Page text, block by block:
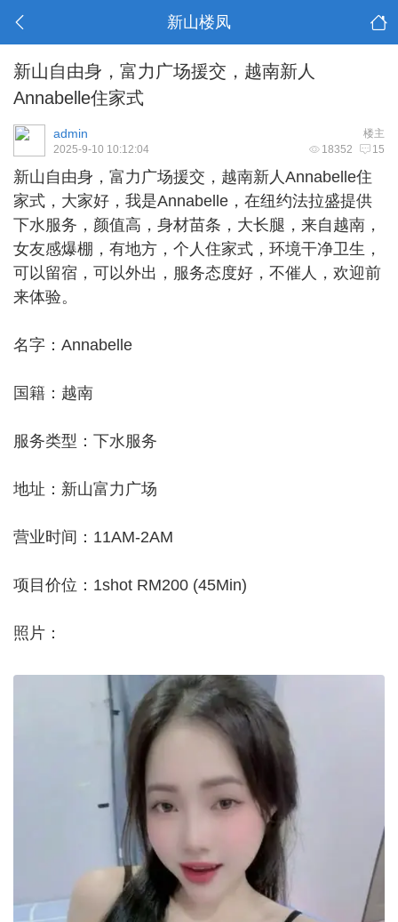
新山楼凤
新山自由身，富力广场援交，越南新人
Annabelle住家式
楼主
admin
18352 15
2025-9-10 10:12:04
新山自由身 ，富力广场援交，越南新人Annabelle住
家式，大家好，我是Annabelle，在纽约法拉盛提供
下水服务，颜值高，身材苗条，大长腿，来自越南，
女友感爆棚，有地方，个人住家式，环境干净卫生，
可以留宿，可以外出，服务态度好，不催人，欢迎前
来体验。
名字：Annabelle
国籍：越南
服务类型：下水服务
地址：新山富力广场
营业时间：11AM-2AM
项目价位：1shot RM200 (45Min)
照片：